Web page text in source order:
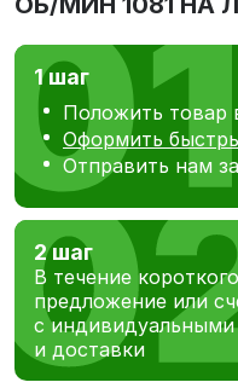
1 шаг
Положить товар
Оформить
Отправить нам
2 шаг
В течение
предложение или
с
и доставки